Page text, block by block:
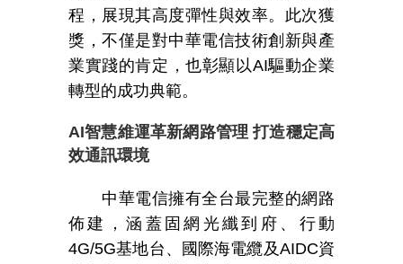
程，展現其高度彈性與效率。此次獲
獎 ，不僅是對中華電信技術創新與產
業實踐的肯定，也彰顯以AI驅動企業
轉型的成功典範。
AI智慧維運革新網路管理 打造穩定高
效通訊環境
中華電信擁有全台最完整的網路
佈建，涵蓋固網光纖到府、行動
4G/5G基地台、國際海電纜及AIDC資